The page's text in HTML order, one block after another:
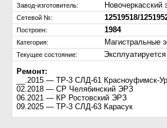
Завод-изготовитель: Новочеркасский
Сетевой №: 12519518/
Построен: 1984
Категория: Магистральные
Текущее состояние:
Эксплуатируется
Ремонт:
__.2015 — ТР-3 СЛД-61 Красноуфимск-
02.2018 — СР Челябинский ЭРЗ
06.2021 — КР Ростовский ЭРЗ
09.2025 — ТР-3 СЛД-63 Карасук